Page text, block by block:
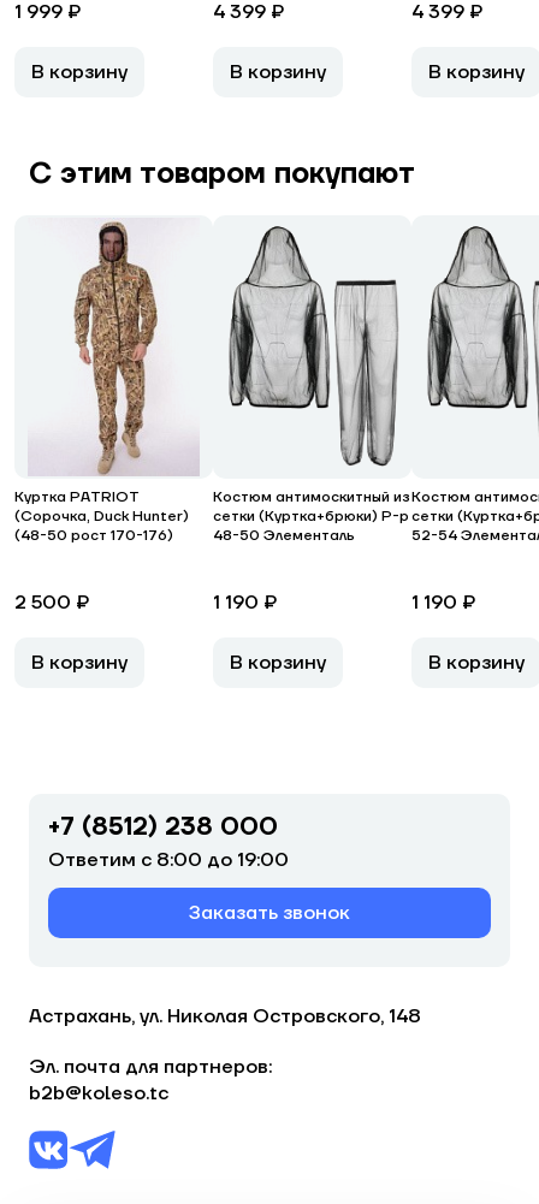
1 999 ₽
В корзину
4 399 ₽
В корзину
4 399 ₽
В корзину
С этим товаром покупают
Куртка PATRIOT
(Сорочка, Duck Hunter)
(48-50 рост 170-176)
2 500 ₽
В корзину
Костюм антимоскитный из
сетки (Куртка+брюки) Р-р
48-50 Элементаль
1 190 ₽
В корзину
Костюм
сетки
52-54
1 190 ₽
В корзину
+7 (8512) 238 000
Ответим с 8:00 до 19:00
Заказать звонок
Астрахань, ул. Николая Островского, 148
Эл. почта для партнеров:
b2b@koleso.tc